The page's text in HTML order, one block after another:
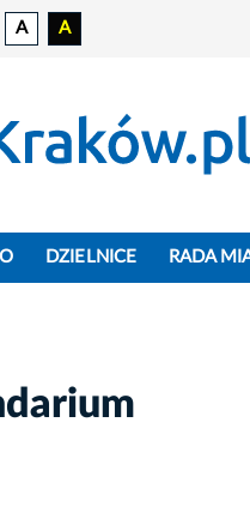
A A
DZIELNICE RADA